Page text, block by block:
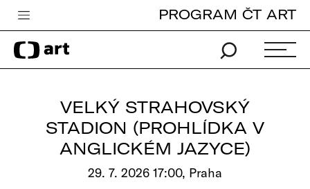
Česká televize
Zpravodajství
iVysílání
TV program
PROGRAM ČT ART
VELKÝ STRAHOVSKÝ
STADION (PROHLÍDKA V
ANGLICKÉM JAZYCE)
29. 7. 2026 17:00, Praha